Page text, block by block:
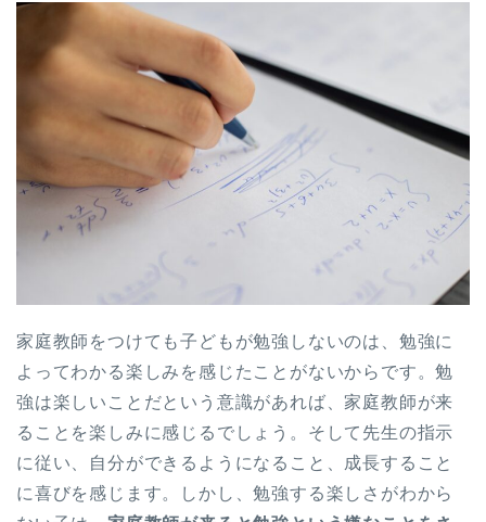
家庭教師をつけても子どもが勉強しないのは、勉強に
よってわかる楽しみを感じたことがないからです。勉
強は楽しいことだという意識があれば、家庭教師が来
ることを楽しみに感じるでしょう。そして先生の指示
に従い、自分ができるようになること、成長すること
に喜びを感じます。しかし、勉強する楽しさがわから